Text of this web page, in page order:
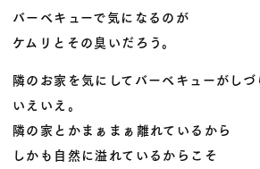
バーベキューで気になるのが
ケムリとその臭いだろう。
隣のお家を気にしてバーベキューがしづ
いえいえ。
隣の家とかまぁまぁ離れているから
しかも自然に溢れているからこそ